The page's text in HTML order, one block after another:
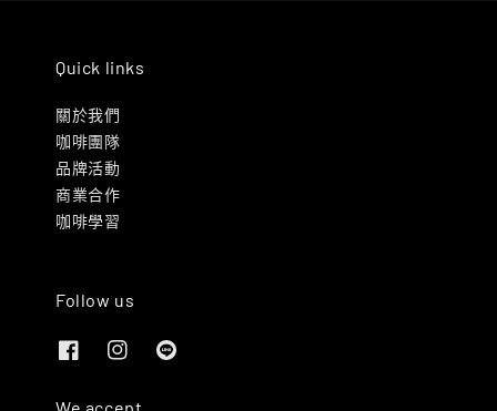
Quick links
關於我們
咖啡團隊
品牌活動
商業合作
咖啡學習
Follow us
We accept